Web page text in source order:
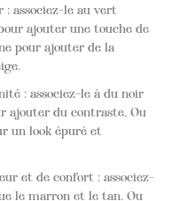
: associez-le au vert
ajouter une touche de
pour ajouter de la
: associez-le à du noir
ajouter du contraste. Ou
un look épuré et
et de confort : associez-
le marron et le tan. Ou